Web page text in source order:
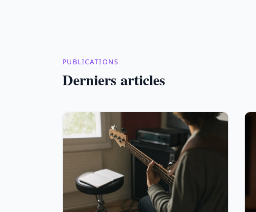
PUBLICATIONS
Derniers articles